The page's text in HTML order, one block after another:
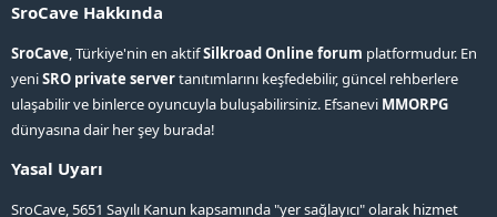
SroCave Hakkında
SroCave, Türkiye'nin en aktifSilkroad Online forum platformudur. En
yeniSRO private servertanıtımlarını keşfedebilir, güncel rehberlere
ulaşabilir ve binlerce oyuncuyla buluşabilirsiniz. Efsanevi MMORPG
dünyasına dair her şey burada!
Yasal Uyarı
SroCave, 5651 Sayılı Kanun kapsamında "yer sağlayıcı" olarak hizmet